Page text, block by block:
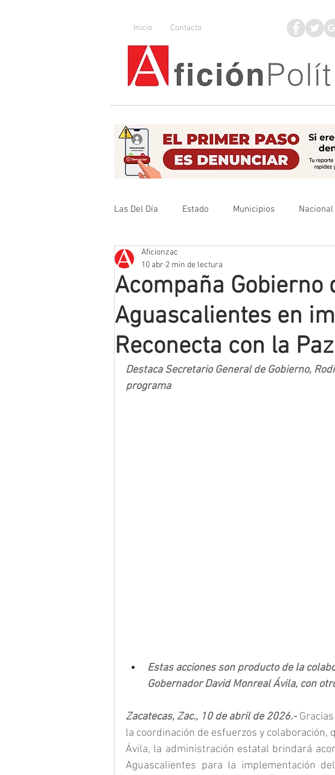
Inicio Contacto
Las Del Día Estado Municipios Nacional
Que no se olvide
Acompaña Gobierno
Aguascalientes en
Reconecta con la Paz
Aficionzac
10 abr 2 min de lectura
Destaca Secretario General de Gobierno,
programa
Estas acciones son producto de la
Gobernador David Monreal Ávila, con
Zacatecas, Zac., 10 de abril de 2026.-
la coordinación de esfuerzos y colaboración,
Ávila, la administración estatal brindará
Aguascalientes para la implementación